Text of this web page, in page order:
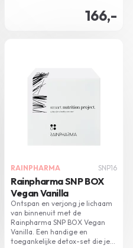
vakantie, ondersteuning bij
afslankende behandelingen, en
166,-
RAINPHARMA SNP16
Rainpharma SNP BOX
Vegan Vanilla
Ontspan en verjong je lichaam
van binnenuit met de
Rainpharma SNP BOX Vegan
Vanilla. Een handige en
toegankelijke detox-set die je